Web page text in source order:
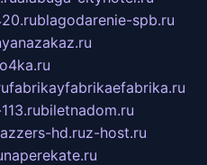
blagodarenie-spb.ru
fabrikayfabrikaefabrika.ru
biletnadom.ru
hd.ruz-host.ru
naperekate.ru